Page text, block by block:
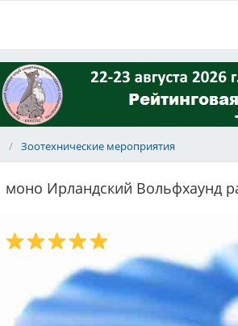
/ Зоотехнические мероприятия
моно Ирландский Вольфхаунд